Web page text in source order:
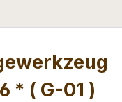
* ( G-01 )